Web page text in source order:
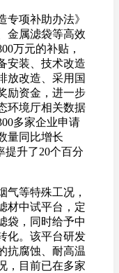
专项补助办法》
金属滤袋等高效
万元的补贴，
安装、技术改造
放改造、采用国
励资金，进一步
环境厅相关数据
多家企业申请
量同比增长
提升了20个百分
气等特殊工况，
材中试平台，定
袋，同时给予中
化。该平台研发
抗腐蚀、耐高温
，目前已在多家